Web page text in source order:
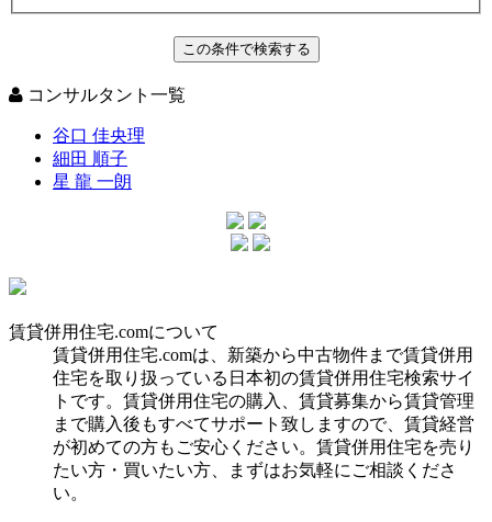
コンサルタント一覧
谷口 佳央理
細田 順子
星 龍 一朗
賃貸併用住宅.comについて
賃貸併用住宅.comは、新築から中古物件まで賃貸併用
住宅を取り扱っている日本初の賃貸併用住宅検索サイ
トです。賃貸併用住宅の購入、賃貸募集から賃貸管理
まで購入後もすべてサポート致しますので、賃貸経営
が初めての方もご安心ください。賃貸併用住宅を売り
たい方・買いたい方、まずはお気軽にご相談くださ
い。